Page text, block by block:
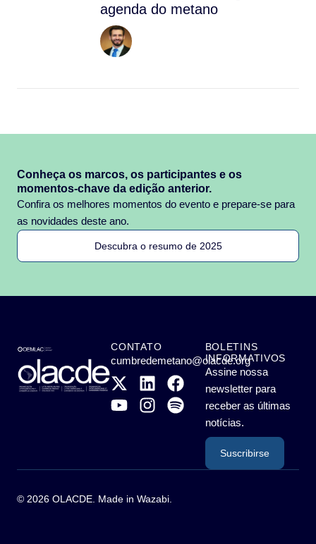
agenda do metano
Conheça os marcos, os participantes e os
momentos-chave da edição anterior.
Confira os melhores momentos do evento e prepare-se para
as novidades deste ano.
Descubra o resumo de 2025
CONTATO
cumbredemetano@olacde.org
BOLETINS
INFORMATIVOS
Assine nossa
newsletter para
receber as últimas
notícias.
Suscribirse
© 2026 OLACDE. Made in Wazabi